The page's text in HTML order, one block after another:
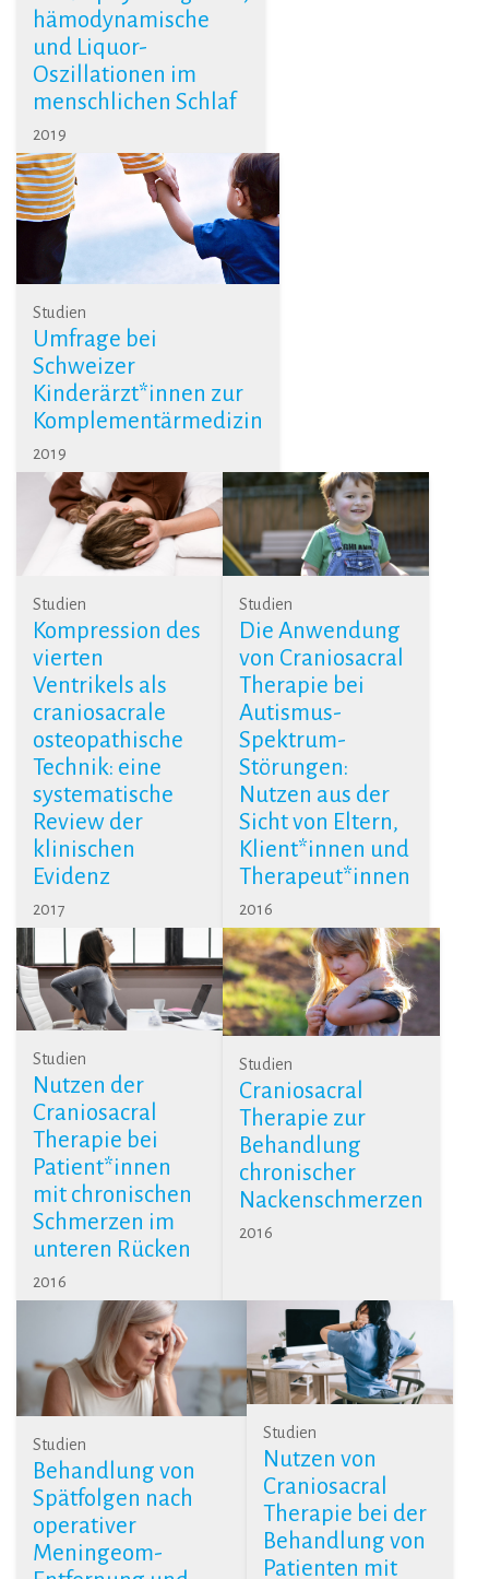
hämodynamische
und Liquor-
Oszillationen im
menschlichen Schlaf
2019
Studien
Umfrage bei
Schweizer
Kinderärzt*innen zur
Komplementärmedizin
2019
Studien
Kompression des
vierten
Ventrikels als
craniosacrale
osteopathische
Technik: eine
systematische
Review der
klinischen
Evidenz
2017
Studien
Die Anwendung
von Craniosacral
Therapie bei
Autismus-
Spektrum-
Störungen:
Nutzen aus der
Sicht von Eltern,
Klient*innen und
Therapeut*innen
2016
Studien
Nutzen der
Craniosacral
Therapie bei
Patient*innen
mit chronischen
Schmerzen im
unteren Rücken
2016
Studien
Craniosacral
Therapie zur
Behandlung
chronischer
Nackenschmerzen
2016
Studien
Behandlung von
Spätfolgen nach
operativer
Meningeom-
Studien
Nutzen von
Craniosacral
Therapie bei der
Behandlung von
Patienten mit